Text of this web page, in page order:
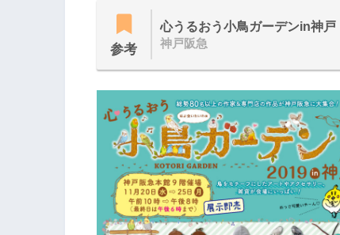
参考
心うるおう小鳥ガーデンin神戸
神戸阪急